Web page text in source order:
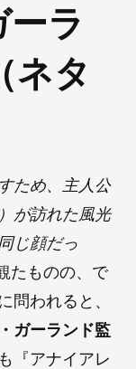
ラ
ネタ
ため、主人公
が訪れた風光
じ顔だっ
たものの、で
問われると、
ガーランド監
『アナイアレ